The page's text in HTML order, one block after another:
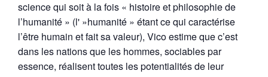
science qui soit à la fois « histoire et philosophie de
l’humanité » (l' »humanité » étant ce qui caractérise
l’être humain et fait sa valeur), Vico estime que c’est
dans les nations que les hommes, sociables par
essence, réalisent toutes les potentialités de leur